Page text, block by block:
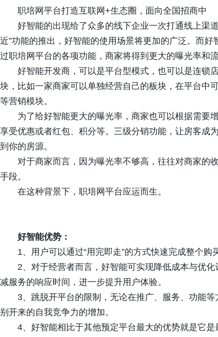
职培网平台打造互联网+生态圈，面向全国招商中
好智能的出现给了众多的线下企业一次打通线上渠
近”功能的推出，好智能的使用场景将更加的广泛。而
过职培网平台的各项功能，商家将得到更大的曝光率和
好智能开发商，可以是平台型模式，也可以是连锁
块，比如一家商家可以单独经营自己的板块，在平台中
等营销模块。
为了给好智能更大的曝光率，商家也可以根据需要
享受优惠或者红包、积分等。三级分销功能，让房客成
到你的房源。
对于商家而言，因为曝光率不够高，往往对商家的
手段。
在这种背景下，职培网平台应运而生。
好智能优势：
1、用户可以通过“用完即走”的方式快速完成整个
2、对于经营者而言，好智能可实现降低成本与优
减服务的响应时间，进一步提升用户体验。
3、跳脱开平台的限制，无论在推广、服务、功能
别开来的自我竞争力的增加。
4、好智能相比于其他预定平台最大的优势就是它